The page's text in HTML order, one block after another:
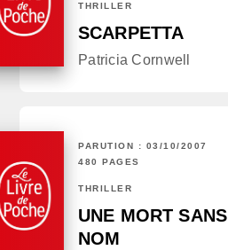
THRILLER
SCARPETTA
Patricia Cornwell
PARUTION : 03/10/2007
480 PAGES
THRILLER
UNE MORT SANS
NOM